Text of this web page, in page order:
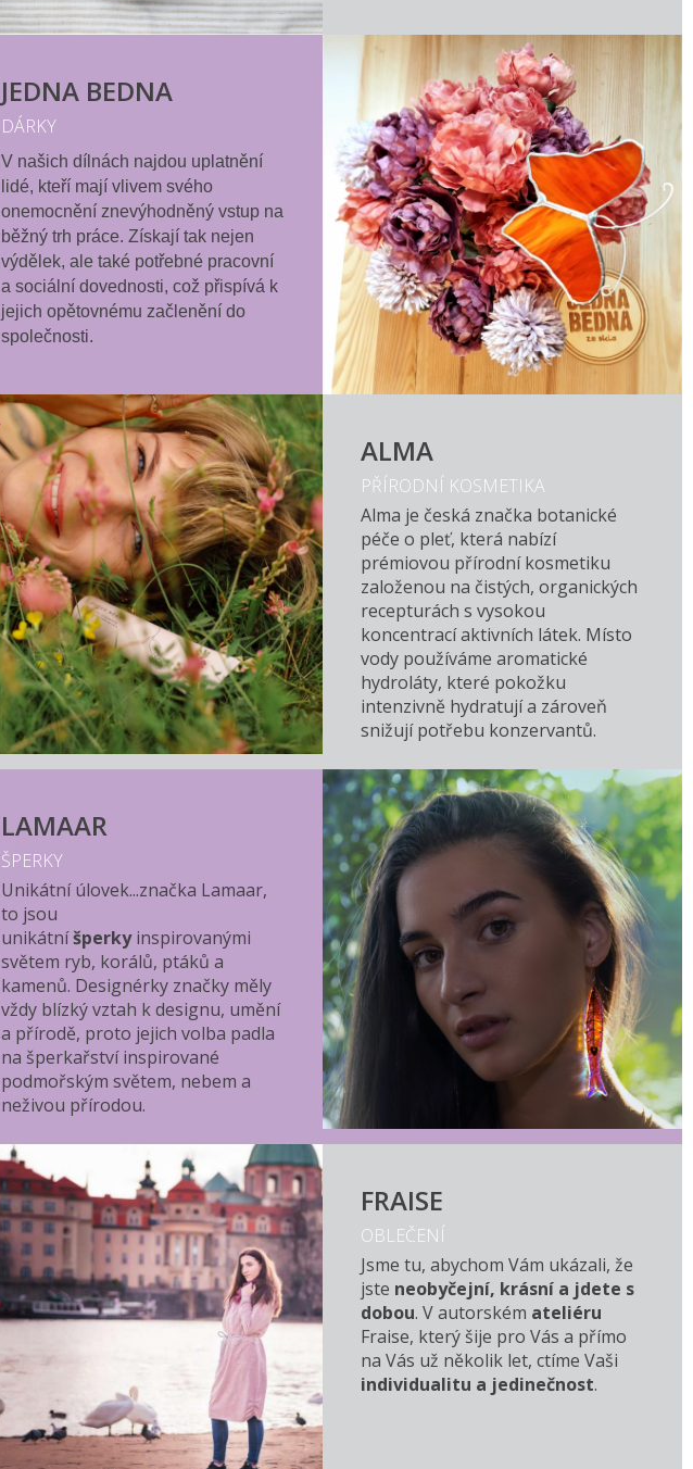
JEDNA BEDNA
DÁRKY
V našich dílnách najdou uplatnění
lidé, kteří mají vlivem svého
onemocnění znevýhodněný vstup na
běžný trh práce. Získají tak nejen
výdělek, ale také potřebné pracovní
a sociální dovednosti, což přispívá k
jejich opětovnému začlenění do
společnosti.
ALMA
PŘÍRODNÍ KOSMETIKA
Alma je česká značka botanické
péče o pleť, která nabízí
prémiovou přírodní kosmetiku
založenou na čistých, organických
recepturách s vysokou
koncentrací aktivních látek. Místo
vody používáme aromatické
hydroláty, které pokožku
intenzivně hydratují a zároveň
snižují potřebu konzervantů.
LAMAAR
ŠPERKY
Unikátní úlovek...značka Lamaar,
to jsou
unikátníšperkyinspirovanými
světem ryb, korálů, ptáků a
kamenů. Designérky značky měly
vždy blízký vztah k designu, umění
a přírodě, proto jejich volba padla
na šperkařství inspirované
podmořským světem, nebem a
neživou přírodou.
FRAISE
OBLEČENÍ
Jsme tu, abychom Vám ukázali, že
jste neobyčejní, krásní a jdete s
dobou. V autorském ateliéru
Fraise, který šije pro Vás a přímo
na Vás už několik let, ctíme Vaši
individualitu a jedinečnost.